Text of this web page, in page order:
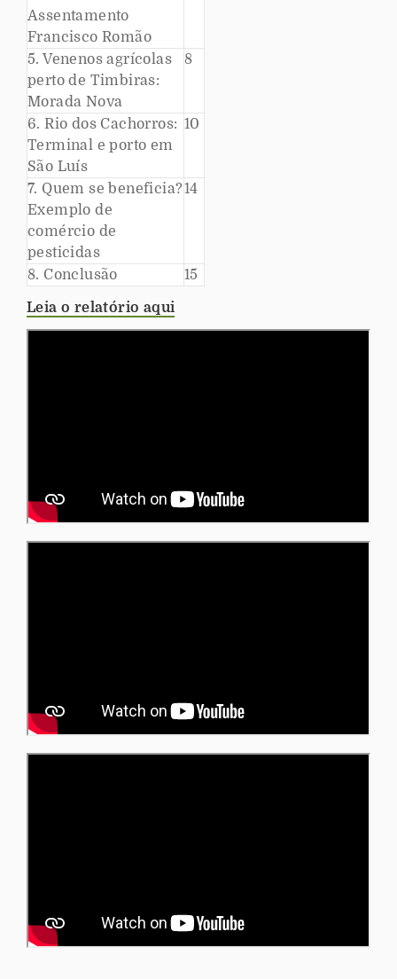
Assentamento
Francisco Romão
5. Venenos agrícolas
perto de Timbiras:
Morada Nova
8
6. Rio dos Cachorros:
Terminal e porto em
São Luís
10
7. Quem se beneficia?
Exemplo de
comércio de
pesticidas
14
8. Conclusão 15
Leia o relatório aqui